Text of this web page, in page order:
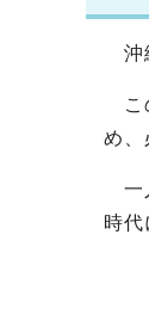
沖
こ
め、
一
時